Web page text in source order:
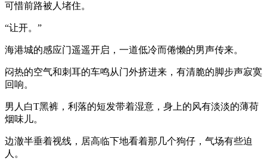
可惜前路被人堵住。
“让开。”
海港城的感应门遥遥开启，一道低冷而倦懒的男声传来。
闷热的空气和刺耳的车鸣从门外挤进来，有清脆的脚步声寂寞
回响。
男人白T黑裤，利落的短发带着湿意，身上的风有淡淡的薄荷
烟味儿。
边澈半垂着视线，居高临下地看着那几个狗仔，气场有些迫
人。